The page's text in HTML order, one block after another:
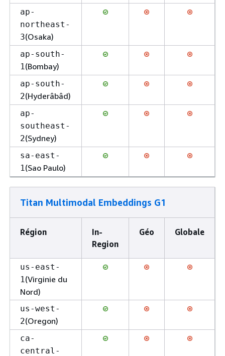
ap-
northeast-
3(Osaka)
ap-south-
1(Bombay)
ap-south-
2(Hyderâbâd)
ap-
southeast-
2(Sydney)
sa-east-
1(Sao Paulo)
Titan Multimodal Embeddings G1
Région
In-
Region
Géo Globale
us-east-
1(Virginie du
Nord)
us-west-
2(Oregon)
ca-
central-